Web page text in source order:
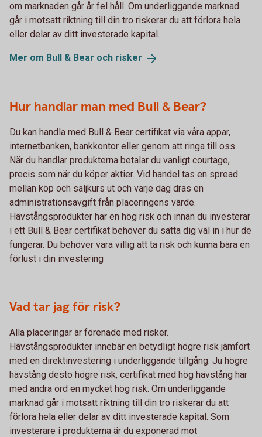
om marknaden går år fel håll. Om underliggande marknad
går i motsatt riktning till din tro riskerar du att förlora hela
eller delar av ditt investerade kapital.
Mer om Bull & Bear och risker
Hur handlar man med Bull & Bear?
Du kan handla med Bull & Bear certifikat via våra appar,
internetbanken, bankkontor eller genom att ringa till oss.
När du handlar produkterna betalar du vanligt courtage,
precis som när du köper aktier. Vid handel tas en spread
mellan köp och säljkurs ut och varje dag dras en
administrationsavgift från placeringens värde.
Hävstångsprodukter har en hög risk och innan du investerar
i ett Bull & Bear certifikat behöver du sätta dig väl in i hur de
fungerar. Du behöver vara villig att ta risk och kunna bära en
förlust i din investering
Vad tar jag för risk?
Alla placeringar är förenade med risker.
Hävstångsprodukter innebär en betydligt högre risk jämfört
med en direktinvestering i underliggande tillgång. Ju högre
hävstång desto högre risk, certifikat med hög hävstång har
med andra ord en mycket hög risk. Om underliggande
marknad går i motsatt riktning till din tro riskerar du att
förlora hela eller delar av ditt investerade kapital. Som
investerare i produkterna är du exponerad mot